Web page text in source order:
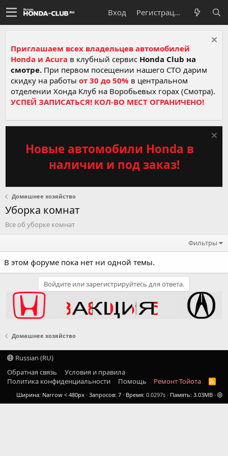
Вход Регистрация
Приглашаем всех владельцев автомобилей
Honda и Acura в клубный сервис Honda Club на
смотре. При первом посещении нашего СТО дарим
скидку на работы от 30 до 50% в центральном
отделении Хонда Клуб на Воробьевых горах (Смотра).
УСПЕЙ ЗАПИСАТЬСЯ! КОЛ-ВО МЕСТ ОГРАНИЧЕНО!
Новые автомобили Honda в
наличии и под заказ!
Домашнее хозяйство
Уборка комнат
Все об уборке комнат
Фильтры
В этом форуме пока нет ни одной темы.
Войдите или зарегистрируйтесь для ответа.
Домашнее хозяйство
Russian (RU)
Обратная связь
Условия и правила
Политика конфиденциальности
Помощь Ремонт Тойота
R
S
S
Ширина Запросов 7 Время 0.0297s Память 3.03MB